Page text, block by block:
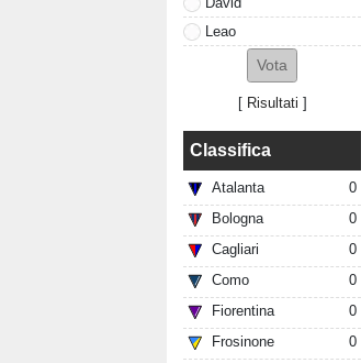
Leao
[ Risultati ]
Classifica
Atalanta
0
Bologna
0
Cagliari
0
Como
0
Fiorentina
0
Frosinone
0